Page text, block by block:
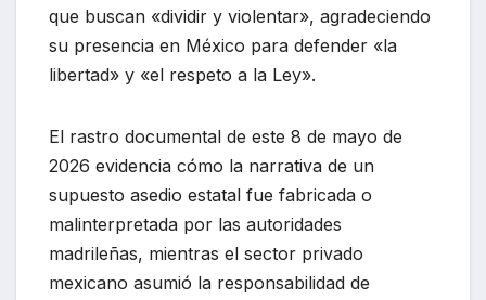
que buscan «dividir y violentar», agradeciendo
su presencia en México para defender «la
libertad» y «el respeto a la Ley».
El rastro documental de este 8 de mayo de
2026 evidencia cómo la narrativa de un
supuesto asedio estatal fue fabricada o
malinterpretada por las autoridades
madrileñas, mientras el sector privado
mexicano asumió la responsabilidad de